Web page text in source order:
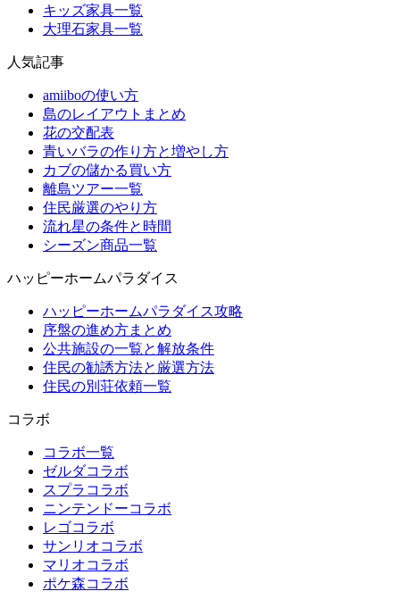
キッズ家具一覧
大理石家具一覧
人気記事
amiiboの使い方
島のレイアウトまとめ
花の交配表
青いバラの作り方と増やし方
カブの儲かる買い方
離島ツアー一覧
住民厳選のやり方
流れ星の条件と時間
シーズン商品一覧
ハッピーホームパラダイス
ハッピーホームパラダイス攻略
序盤の進め方まとめ
公共施設の一覧と解放条件
住民の勧誘方法と厳選方法
住民の別荘依頼一覧
コラボ
コラボ一覧
ゼルダコラボ
スプラコラボ
ニンテンドーコラボ
レゴコラボ
サンリオコラボ
マリオコラボ
ポケ森コラボ